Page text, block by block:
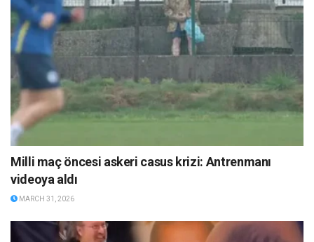
Milli maç öncesi askeri casus krizi: Antrenmanı
videoya aldı
MARCH 31, 2026